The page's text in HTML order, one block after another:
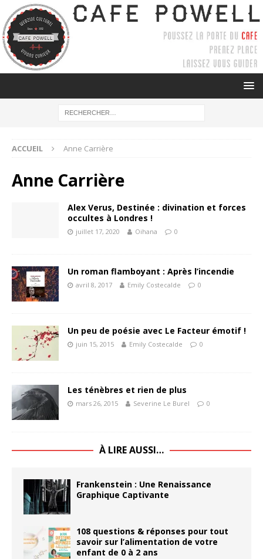
ACCUEIL Anne Carrière
Anne Carrière
Alex Verus, Destinée : divination et forces
occultes à Londres !
juillet 17, 2020 Oihana 0
Un roman flamboyant : Après l’incendie
avril 8, 2017 Emily Costecalde 0
Un peu de poésie avec Le Facteur émotif !
juin 15, 2015 Emily Costecalde 0
Les ténèbres et rien de plus
mars 26, 2015 Severine Le Burel 0
À LIRE AUSSI…
Frankenstein : Une Renaissance
Graphique Captivante
108 questions & réponses pour tout
savoir sur l’alimentation de votre
enfant de 0 à 2 ans